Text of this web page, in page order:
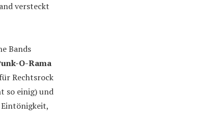
versteckt
Bands
O-Rama
Rechtsrock
so einig) und